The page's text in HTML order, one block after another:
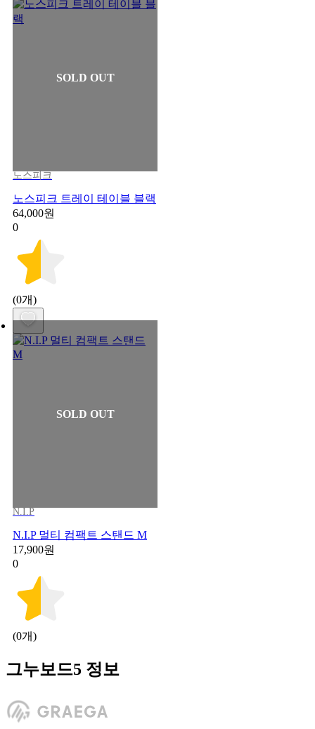
SOLD OUT
노스피크
노스피크 트레이 테이블 블랙
64,000원
0
(0개)
SOLD OUT
N.I.P
N.I.P 멀티 컴팩트 스탠드 M
17,900원
0
(0개)
그누보드5 정보